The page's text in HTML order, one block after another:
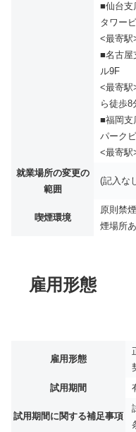
■仙台支
タワー
<最寄駅
■名古屋
ル9F
<最寄駅
ら徒歩8
■福岡支
パーク
<最寄駅
就業場所の変更の
範囲
(記入な
喫煙環境
原則禁
煙場所
雇用形態
雇用形態
試用期間
試用期間に関する補足事項